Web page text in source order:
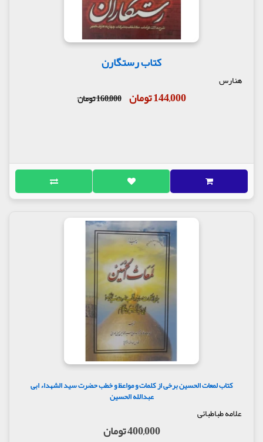
کتاب رستگارن
هنارس
144,000 تومان 160,000 تومان
کتاب لمعات الحسین برخی از کلمات و مواعظ و خطب حضرت سید الشهداء ابی
عبدالله الحسین
علامه طباطبائی
400,000 تومان